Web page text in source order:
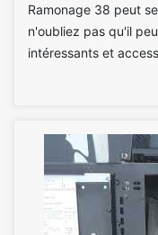
Ramonage 38 peut
n'oubliez pas qu'il
intéressants et